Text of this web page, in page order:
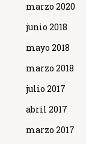
marzo 2020
junio 2018
mayo 2018
marzo 2018
julio 2017
abril 2017
marzo 2017